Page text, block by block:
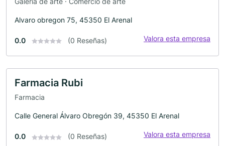
Alvaro obregon 75, 45350 El Arenal
0.0 (0 Reseñas) Valora esta empresa
Farmacia Rubi
Farmacia
Calle General Álvaro Obregón 39, 45350 El Arenal
0.0 (0 Reseñas) Valora esta empresa